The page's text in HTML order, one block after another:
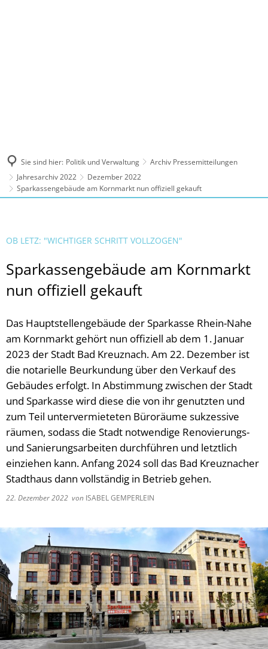
Sie sind hier: Politik und Verwaltung
Archiv Pressemitteilungen
Jahresarchiv 2022
Dezember 2022
Sparkassengebäude am Kornmarkt nun offiziell gekauft
OB LETZ: "WICHTIGER SCHRITT VOLLZOGEN"
Sparkassengebäude am Kornmarkt
nun offiziell gekauft
Das Hauptstellengebäude der Sparkasse Rhein-Nahe
am Kornmarkt gehört nun offiziell ab dem 1. Januar
2023 der Stadt Bad Kreuznach. Am 22. Dezember ist
die notarielle Beurkundung über den Verkauf des
Gebäudes erfolgt. In Abstimmung zwischen der Stadt
und Sparkasse wird diese die von ihr genutzten und
zum Teil untervermieteten Büroräume sukzessive
räumen, sodass die Stadt notwendige Renovierungs-
und Sanierungsarbeiten durchführen und letztlich
einziehen kann. Anfang 2024 soll das Bad Kreuznacher
Stadthaus dann vollständig in Betrieb gehen.
22. Dezember 2022 von ISABEL GEMPERLEIN